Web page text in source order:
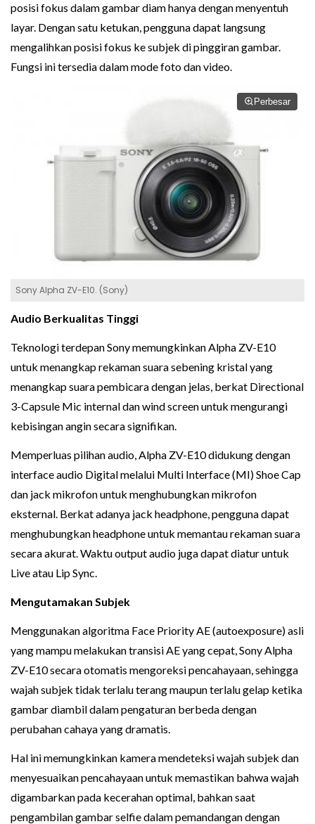
posisi fokus dalam gambar diam hanya dengan menyentuh
layar. Dengan satu ketukan, pengguna dapat langsung
mengalihkan posisi fokus ke subjek di pinggiran gambar.
Fungsi ini tersedia dalam mode foto dan video.
Perbesar
Sony Alpha ZV-E10. (Sony)
Audio Berkualitas Tinggi
Teknologi terdepan Sony memungkinkan Alpha ZV-E10
untuk menangkap rekaman suara sebening kristal yang
menangkap suara pembicara dengan jelas, berkat Directional
3-Capsule Mic internal dan wind screen untuk mengurangi
kebisingan angin secara signifikan.
Memperluas pilihan audio, Alpha ZV-E10 didukung dengan
interface audio Digital melalui Multi Interface (MI) Shoe Cap
dan jack mikrofon untuk menghubungkan mikrofon
eksternal. Berkat adanya jack headphone, pengguna dapat
menghubungkan headphone untuk memantau rekaman suara
secara akurat. Waktu output audio juga dapat diatur untuk
Live atau Lip Sync.
Mengutamakan Subjek
Menggunakan algoritma Face Priority AE (autoexposure) asli
yang mampu melakukan transisi AE yang cepat, Sony Alpha
ZV-E10 secara otomatis mengoreksi pencahayaan, sehingga
wajah subjek tidak terlalu terang maupun terlalu gelap ketika
gambar diambil dalam pengaturan berbeda dengan
perubahan cahaya yang dramatis.
Hal ini memungkinkan kamera mendeteksi wajah subjek dan
menyesuaikan pencahayaan untuk memastikan bahwa wajah
digambarkan pada kecerahan optimal, bahkan saat
pengambilan gambar selfie dalam pemandangan dengan